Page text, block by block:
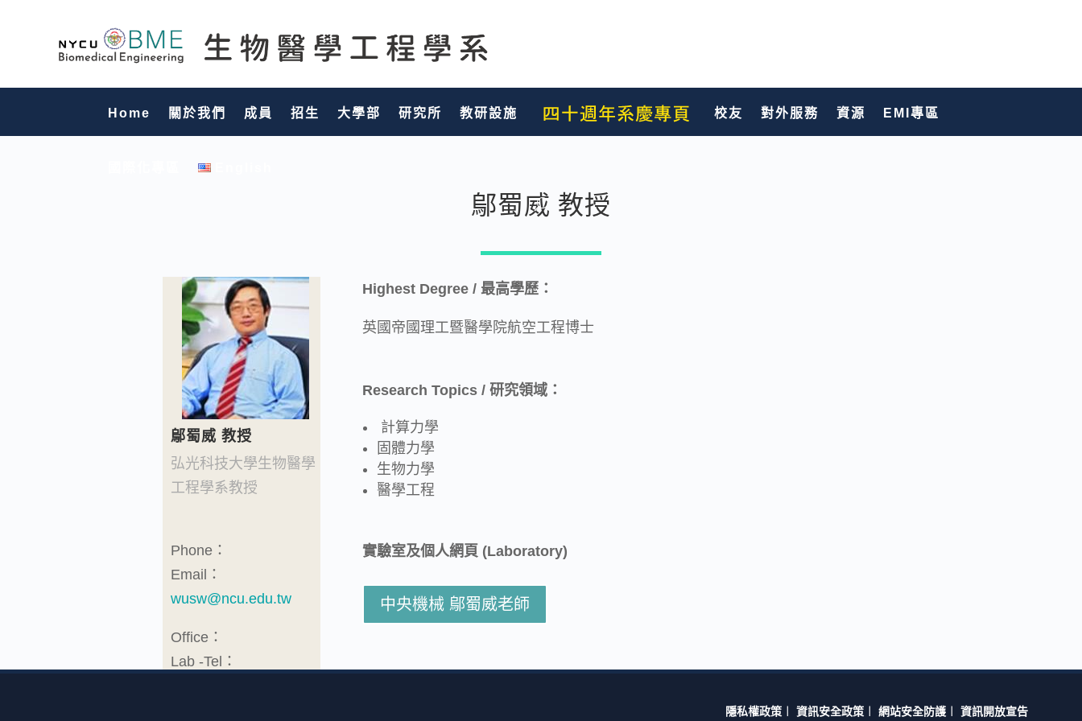
Home 關於我們 成員 招生 大學部 研究所 教研設施 校友 對外服務 資源 EMI專區
鄔蜀威 教授
鄔蜀威 教授
弘光科技大學生物醫學
工程學系教授
Phone：
Email：
wusw@ncu.edu.tw
Office：
Lab -Tel：
Highest Degree / 最高學歷：
英國帝國理工暨醫學院航空工程博士
Research Topics / 研究領域：
計算力學
固體力學
生物力學
醫學工程
實驗室及個人網頁 (Laboratory)
中央機械 鄔蜀威老師
隱私權政策︱ 資訊安全政策︱ 網站安全防護︱ 資訊開放宣告